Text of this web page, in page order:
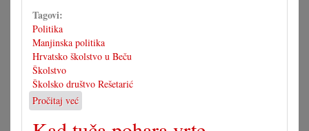
Tagovi:
Politika
Manjinska politika
Hrvatsko školstvo u Beču
Školstvo
Školsko društvo Rešetarić
Pročitaj već
Stalna
konferencija